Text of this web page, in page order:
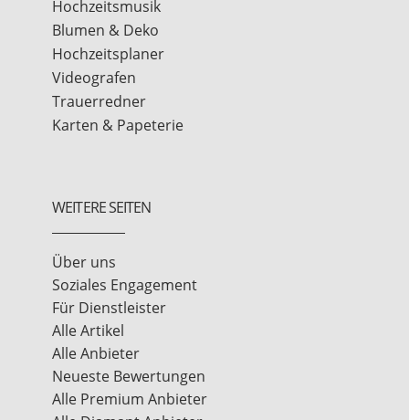
Hochzeitsmusik
Blumen & Deko
Hochzeitsplaner
Videografen
Trauerredner
Karten & Papeterie
WEITERE SEITEN
Über uns
Soziales Engagement
Für Dienstleister
Alle Artikel
Alle Anbieter
Neueste Bewertungen
Alle Premium Anbieter